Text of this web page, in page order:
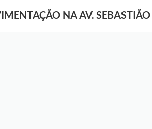
NA AV.